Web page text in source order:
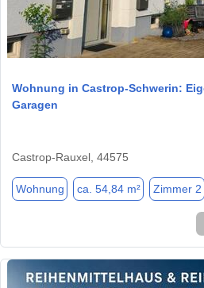
Wohnung in Castrop-Schwerin:
Garagen
Castrop-Rauxel, 44575
Wohnung ca. 54,84 m² Zimmer 2